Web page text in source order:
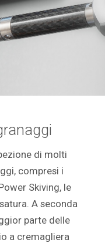
di molti
compresi i
Skiving, le
A seconda
parte delle
a cremagliera